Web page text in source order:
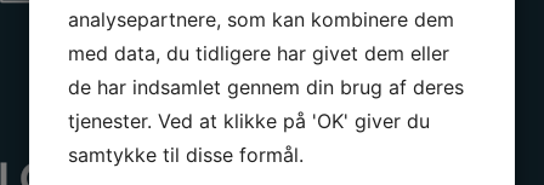
analysepartnere, som kan kombinere dem
med data, du tidligere har givet dem eller
de har indsamlet gennem din brug af deres
tjenester. Ved at klikke på 'OK' giver du
samtykke til disse formål.